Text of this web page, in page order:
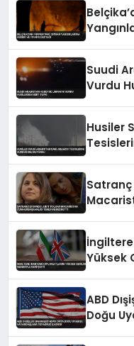
Suudi
Vurdu
Husiler
İngiltere
Yüksek
ABD
Doğu